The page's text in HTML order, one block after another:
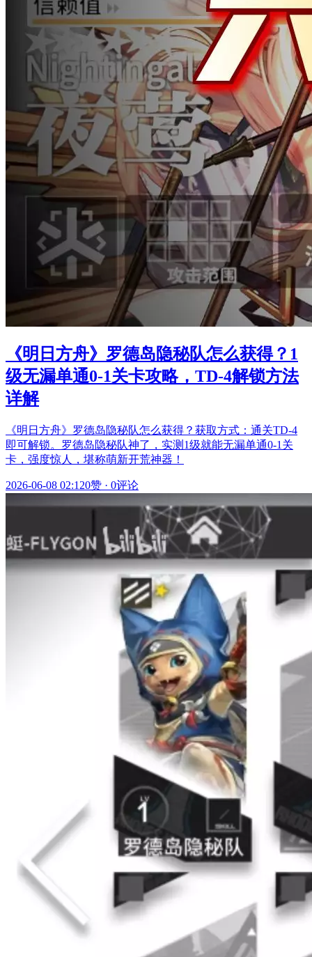
《明日方舟》罗德岛隐秘队怎么获得？1
级无漏单通0-1关卡攻略，TD-4解锁方法
详解
《明日方舟》罗德岛隐秘队怎么获得？获取方式：通关TD-4
即可解锁。罗德岛隐秘队神了，实测1级就能无漏单通0-1关
卡，强度惊人，堪称萌新开荒神器！
2026-06-08 02:120赞 · 0评论